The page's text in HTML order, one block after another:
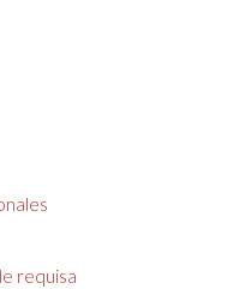
requisa